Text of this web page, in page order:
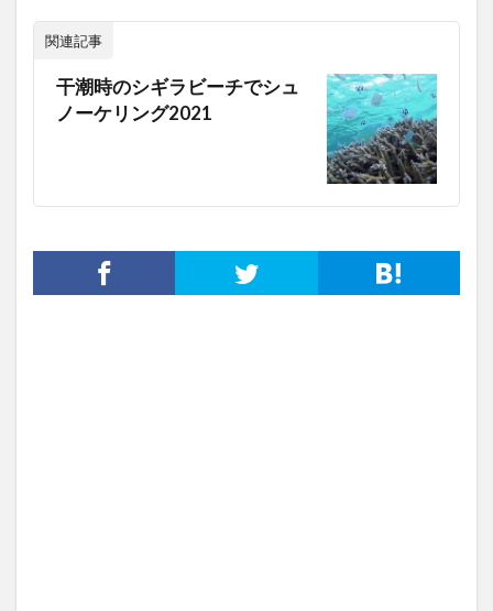
関連記事
干潮時のシギラビーチでシュ
ノーケリング2021